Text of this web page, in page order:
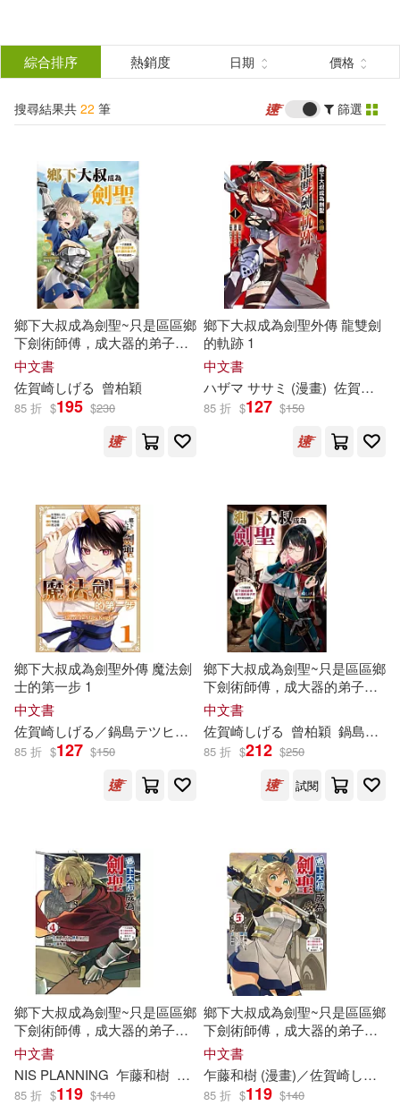
結
分類 (單選)
所有商品(22) 圖書(12)
雜誌(6) 電子書(4)
作者 (可複選)
佐賀崎しげる(15)
乍藤和樹(13)
鍋島テツヒロ(10)
NIS PLANNING(2)
佐賀崎しげる / 鍋島テツヒロ(2)
佐賀崎しげる/鍋島テツヒロ(2)
佐賀崎しげる／鍋島テツヒロ (原
作)(2)
ハザマ ササミ (漫畫)(1)
ハザマササミ(1)
G (編輯協力)(1)
四谷ゼンジ(1)
四谷ゼンジ (分鏡構成)(1)
渡辺樹 (分鏡構成)(1)
空路恵 (漫畫)(1)
展開
出版社 (可複選)
東立(16)
スクウェア・エニックス(1)
配送方式
可港澳店取(18)
可新加坡店取(18)
可菲律賓店取(18)
電子書 (可複選)
綜合排序 熱銷度 日期 價格
搜尋結果共 22 筆 篩選
鄉下大叔成為劍聖~只是區區鄉
下劍術師傅，成大器的弟子們
卻不肯放過我~ 5
中文書
佐賀崎しげる 曾柏穎
85 折 $195 $230
鄉下大叔成為劍聖外傳 龍雙劍
的軌跡 1
中文書
ハザマ ササミ (漫畫) 佐賀崎
85 折 $127 $150
鄉下大叔成為劍聖外傳 魔法劍
士的第一步 1
中文書
佐賀崎しげる ／鍋島テツヒロ (原作) 渡辺樹 (分鏡構成) 空路恵
85 折 $127 $150
鄉下大叔成為劍聖~只是區區鄉
下劍術師傅，成大器的弟子們
卻不肯放過我~ 4 (首刷附錄版)
中文書
佐賀崎しげる 曾柏穎 鍋島テツヒロ
85 折 $212 $250
試閱
鄉下大叔成為劍聖~只是區區鄉
下劍術師傅，成大器的弟子們
卻不肯放過我~ 4
中文書
NIS PLANNING 乍藤和樹 佐賀 崎しげる 鍋島テツヒロ 杜信彰
85 折 $119 $140
鄉下大叔成為劍聖~只是區區鄉
下劍術師傅，成大器的弟子們
卻不肯放過我~ 5
中文書
乍藤和樹 (漫畫)／佐賀崎しげ
85 折 $119 $140